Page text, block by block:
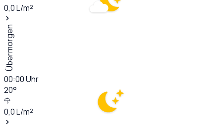
0,0L/m²
Übermorgen
00:00Uhr
20°
0,0L/m²